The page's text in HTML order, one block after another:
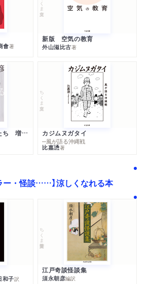
會著
新版 空気の教育
外山滋比古著
不幸になりたがる人たち 増補新版
ちくま文庫
カジムヌガタイ
─風が語る沖縄戦
比嘉慂著
ー・怪談……】涼しくなれる本
和子訳
ちくま学芸文庫
江戸奇談怪談集
須永朝彦編訳